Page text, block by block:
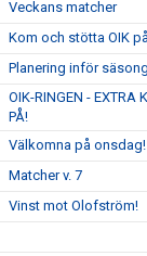
Veckans matcher
Kom och stötta OIK
Planering inför
OIK-RINGEN - EXTRA
PÅ!
Välkomna på onsdag!
Matcher v. 7
Vinst mot Olofström!